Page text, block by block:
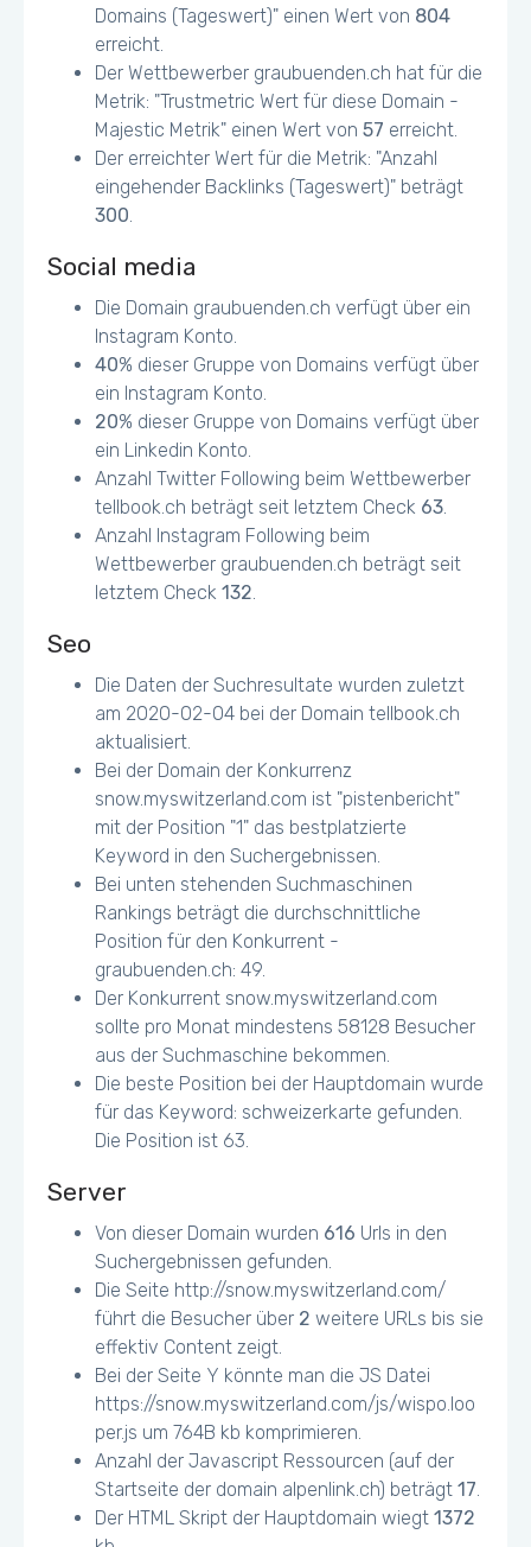
Domains (Tageswert)" einen Wert von 804
erreicht.
Der Wettbewerber graubuenden.ch hat für die
Metrik: "Trustmetric Wert für diese Domain -
Majestic Metrik" einen Wert von 57 erreicht.
Der erreichter Wert für die Metrik: "Anzahl
eingehender Backlinks (Tageswert)" beträgt
300.
Social media
Die Domain graubuenden.ch verfügt über ein
Instagram Konto.
40% dieser Gruppe von Domains verfügt über
ein Instagram Konto.
20% dieser Gruppe von Domains verfügt über
ein Linkedin Konto.
Anzahl Twitter Following beim Wettbewerber
tellbook.ch beträgt seit letztem Check 63.
Anzahl Instagram Following beim
Wettbewerber graubuenden.ch beträgt seit
letztem Check 132.
Seo
Die Daten der Suchresultate wurden zuletzt
am 2020-02-04 bei der Domain tellbook.ch
aktualisiert.
Bei der Domain der Konkurrenz
snow.myswitzerland.com ist "pistenbericht"
mit der Position "1" das bestplatzierte
Keyword in den Suchergebnissen.
Bei unten stehenden Suchmaschinen
Rankings beträgt die durchschnittliche
Position für den Konkurrent -
graubuenden.ch: 49.
Der Konkurrent snow.myswitzerland.com
sollte pro Monat mindestens 58128 Besucher
aus der Suchmaschine bekommen.
Die beste Position bei der Hauptdomain wurde
für das Keyword: schweizerkarte gefunden.
Die Position ist 63.
Server
Von dieser Domain wurden 616 Urls in den
Suchergebnissen gefunden.
Die Seite http://snow.myswitzerland.com/
führt die Besucher über 2 weitere URLs bis sie
effektiv Content zeigt.
Bei der Seite Y könnte man die JS Datei
https://snow.myswitzerland.com/js/wispo.loo
per.js um 764B kb komprimieren.
Anzahl der Javascript Ressourcen (auf der
Startseite der domain alpenlink.ch) beträgt 17.
Der HTML Skript der Hauptdomain wiegt 1372